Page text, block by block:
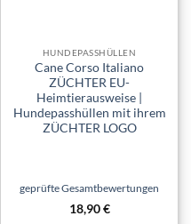
HUNDEPASSHÜLLEN
Cane Corso Italiano
ZÜCHTER EU-
Heimtierausweise |
Hundepasshüllen mit ihrem
ZÜCHTER LOGO
geprüfte Gesamtbewertungen
18,90€